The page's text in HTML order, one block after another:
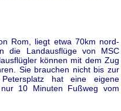
Rom, liegt etwa 70km nord-
die Landausflüge von MSC
können mit dem Zug
Sie brauchen nicht bis zur
hat eine eigene
10 Minuten Fußweg vom